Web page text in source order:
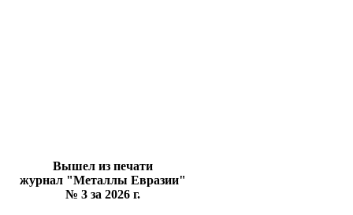
Вышел из печати
журнал "Металлы Евразии"
№ 3 за 2026 г.